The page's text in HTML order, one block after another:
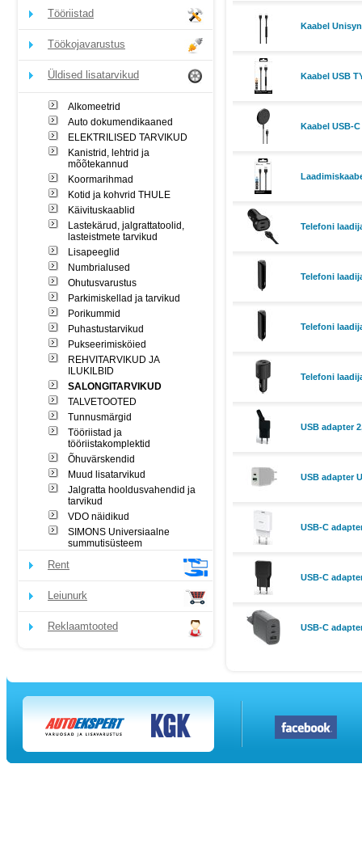
Tööriistad
Töökojavarustus
Üldised lisatarvikud
Alkomeetrid
Auto dokumendikaaned
ELEKTRILISED TARVIKUD
Kanistrid, lehtrid ja
mõõtekannud
Koormarihmad
Kotid ja kohvrid THULE
Käivituskaablid
Lastekärud, jalgrattatoolid,
lasteistmete tarvikud
Lisapeeglid
Numbrialused
Ohutusvarustus
Parkimiskellad ja tarvikud
Porikummid
Puhastustarvikud
Pukseerimisköied
REHVITARVIKUD JA
ILUKILBID
SALONGITARVIKUD
TALVETOOTED
Tunnusmärgid
Tööriistad ja
tööriistakomplektid
Õhuvärskendid
Muud lisatarvikud
Jalgratta hooldusvahendid ja
tarvikud
VDO näidikud
SIMONS Universiaalne
summutisüsteem
Rent
Leiunurk
Reklaamtooted
Kaabel
Kaabel USB
Kaabel USB-
Telefoni
Telefoni
Telefoni
Telefoni
USB adapter
USB adapter
USB-C
USB-C
USB-C